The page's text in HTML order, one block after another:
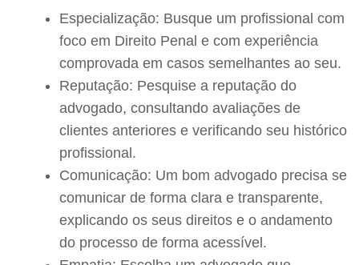
Especialização: Busque um profissional com
foco em Direito Penal e com experiência
comprovada em casos semelhantes ao seu.
Reputação: Pesquise a reputação do
advogado, consultando avaliações de
clientes anteriores e verificando seu histórico
profissional.
Comunicação: Um bom advogado precisa se
comunicar de forma clara e transparente,
explicando os seus direitos e o andamento
do processo de forma acessível.